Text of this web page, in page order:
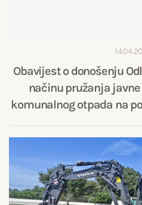
Obavijest o donošenju
načinu pružanja
komunalnog otpada na